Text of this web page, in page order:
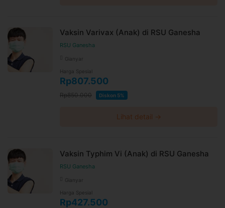
Vaksin Varivax (Anak) di RSU Ganesha
RSU Ganesha
Gianyar
Harga Spesial
Rp807.500
Rp850.000 Diskon 5%
Lihat detail →
Vaksin Typhim Vi (Anak) di RSU Ganesha
RSU Ganesha
Gianyar
Harga Spesial
Rp427.500